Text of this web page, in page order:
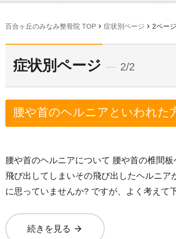
百合ヶ丘のみなみ整骨院 TOP chevron_right 症状別ページ chevron_right 2ペー
症状別ページ 2/2
腰や首のヘルニアといわれた
腰や首のヘルニアについて 腰や首の椎間
飛び出してしまいその飛び出したヘルニア
に思っていませんか? ですが、よく考えて
続きを見る arrow_forward